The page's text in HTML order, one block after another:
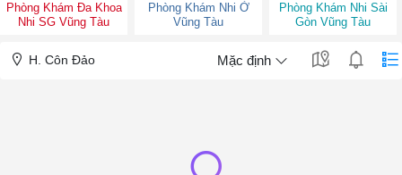
Phòng Khám Đa Khoa
Nhi SG Vũng Tàu
Phòng Khám Nhi Ở
Vũng Tàu
Phòng Khám Nhi Sài
Gòn Vũng Tàu
H. Côn Đảo Mặc định